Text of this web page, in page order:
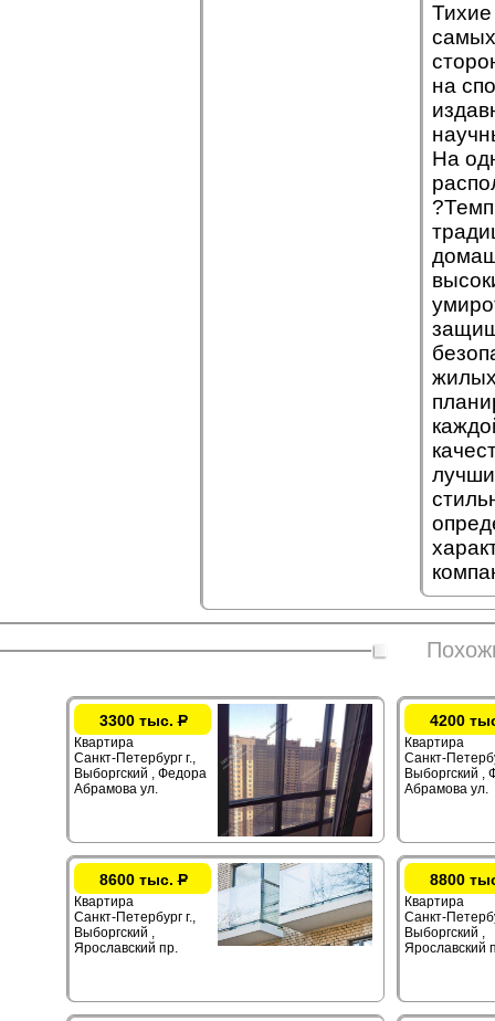
на
На
3300 тыс.Р
Квартира
Санкт-Петербург г.,
Выборгский , Федора
Абрамова ул.
4200
Квартира
Санкт-
Выборгский ,
Абрамова ул.
8600 тыс.Р
Квартира
Санкт-Петербург г.,
Выборгский ,
Ярославский пр.
8800
Квартира
Санкт-
Выборгский ,
Ярославский